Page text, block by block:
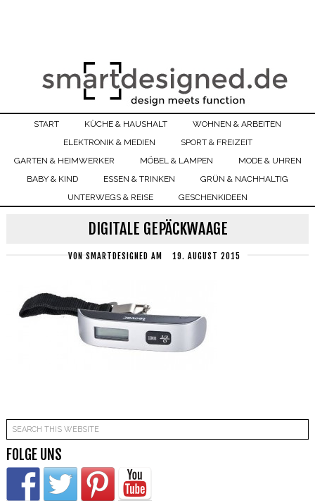
START KÜCHE & HAUSHALT
WOHNEN & ARBEITEN
ELEKTRONIK & MEDIEN
SPORT & FREIZEIT
GARTEN & HEIMWERKER
MÖBEL & LAMPEN
MODE & UHREN
BABY & KIND
ESSEN & TRINKEN
GRÜN & NACHHALTIG
UNTERWEGS & REISE
GESCHENKIDEEN
DIGITALE GEPÄCKWAAGE
VON SMARTDESIGNED AM 19. AUGUST 2015
FOLGE UNS